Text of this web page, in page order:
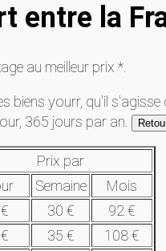
entre la
au meilleur prix *.
biens yourr, qu'il
365 jours par an.
Prix par
Semaine
Mois
30 €
92 €
35 €
108 €